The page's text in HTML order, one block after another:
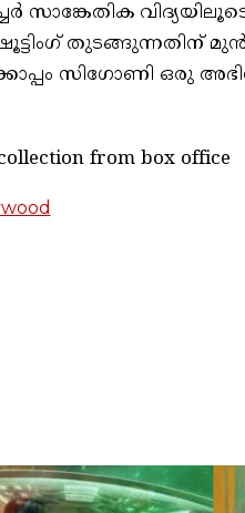
സാങ്കേതിക
ഷൂട്ടിംഗ് തുടങ്ങുന്നതിന്
സിഗോണി ഒരു
from box office